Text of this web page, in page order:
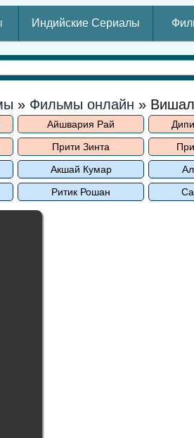
Индийские Сериалы
» Фильмы онлайн »
Айшвария Рай
Прити Зинта
Акшай Кумар
Ритик Рошан